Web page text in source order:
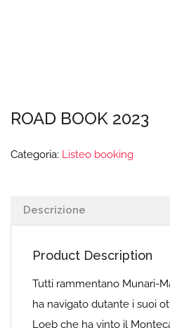
ROAD BOOK 2023
Categoria: Listeo booking
Descrizione
Product Description
Tutti rammentano Munari-
ha navigato dutante i suoi
Loeb che ha vinto il